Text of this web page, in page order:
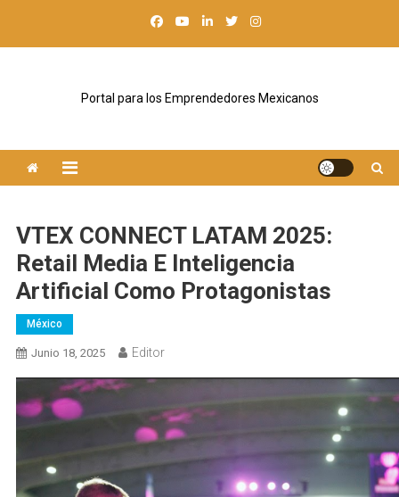
Portal para los Emprendedores Mexicanos
VTEX CONNECT LATAM 2025:
Retail Media E Inteligencia
Artificial Como Protagonistas
México
Junio 18, 2025 Editor